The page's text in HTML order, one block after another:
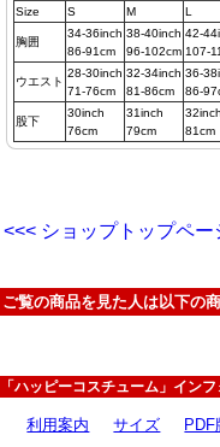
Size S M L
胸囲
34-36inch
86-91cm
38-40inch
96-102cm
42-
107-
ウエスト
28-30inch
71-76cm
32-34inch
81-86cm
36-
86-
股下
30inch
76cm
31inch
79cm
32inch
81cm
<<< ショップトップペー
ご覧の商品を見た人は以下の
「ハッピーコスチューム」イン
利用案内 サイズ